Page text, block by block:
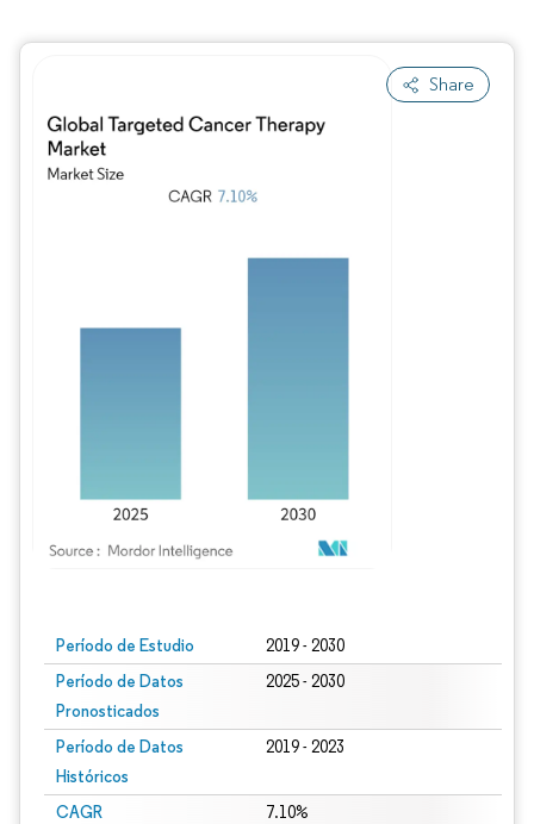
Share
Período de Estudio 2019 - 2030
Período de Datos
Pronosticados
2025 - 2030
Período de Datos
Históricos
2019 - 2023
CAGR 7.10%